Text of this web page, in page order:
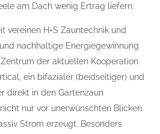
am Dach wenig Ertrag liefern.
vereinen H+S Zauntechnik und
nachhaltige Energiegewinnung
der aktuellen Kooperation
ein bifazialer (beidseitiger) und
direkt in den Gartenzaun
nur vor unerwünschten Blicken
Strom erzeugt. Besonders